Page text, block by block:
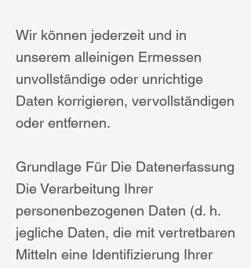
Wir können jederzeit und in
unserem alleinigen Ermessen
unvollständige oder unrichtige
Daten korrigieren, vervollständigen
oder entfernen.
Grundlage Für Die Datenerfassung
Die Verarbeitung Ihrer
personenbezogenen Daten (d. h.
jegliche Daten, die mit vertretbaren
Mitteln eine Identifizierung Ihrer